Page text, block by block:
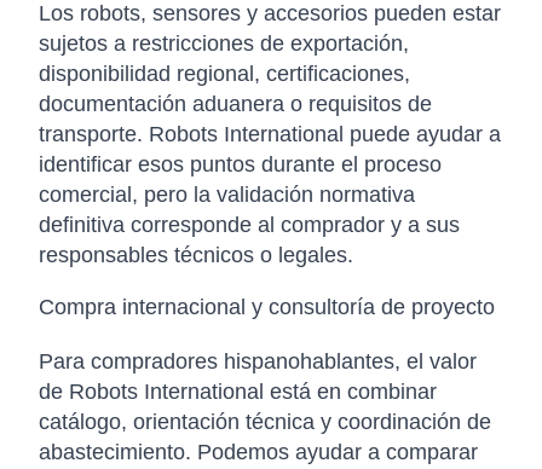
Los robots, sensores y accesorios pueden estar
sujetos a restricciones de exportación,
disponibilidad regional, certificaciones,
documentación aduanera o requisitos de
transporte. Robots International puede ayudar a
identificar esos puntos durante el proceso
comercial, pero la validación normativa
definitiva corresponde al comprador y a sus
responsables técnicos o legales.
Compra internacional y consultoría de proyecto
Para compradores hispanohablantes, el valor
de Robots International está en combinar
catálogo, orientación técnica y coordinación de
abastecimiento. Podemos ayudar a comparar